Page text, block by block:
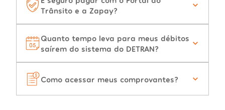
Trânsito e a Zapay?
Quanto tempo leva para meus débitos
saírem do sistema do DETRAN?
Como acessar meus comprovantes?